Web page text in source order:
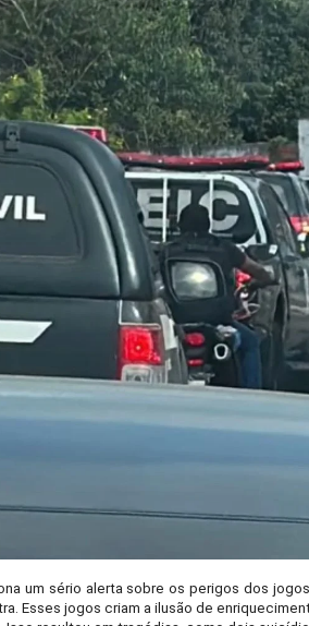
um sério alerta sobre os perigos dos
Esses jogos criam a ilusão de